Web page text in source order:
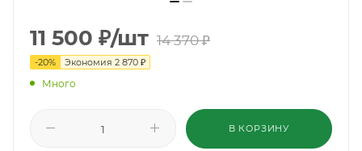
11 500 ₽/шт 14 370₽
-20% Экономия 2 870 ₽
Много
В КОРЗИНУ